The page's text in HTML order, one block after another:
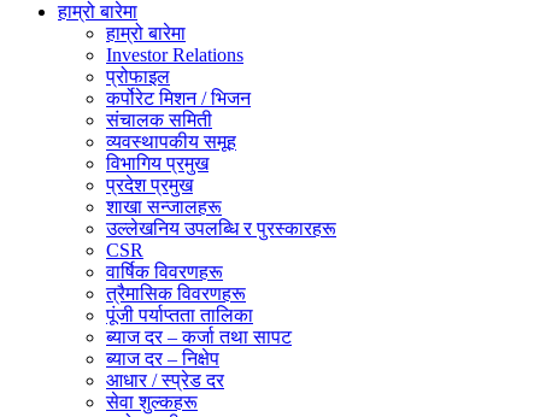
हाम्रो बारेमा
हाम्रो बारेमा
Investor Relations
प्रोफाइल
कर्पोरेट मिशन / भिजन
संचालक समिती
व्यवस्थापकीय समूह
विभागिय प्रमुख
प्रदेश प्रमुख
शाखा सन्जालहरू
उल्लेखनिय उपलब्धि र पुरस्कारहरू
CSR
वार्षिक विवरणहरू
त्रैमासिक विवरणहरू
पूंजी पर्याप्तता तालिका
ब्याज दर – कर्जा तथा सापट
ब्याज दर – निक्षेप
आधार / स्प्रेड दर
सेवा शुल्कहरू